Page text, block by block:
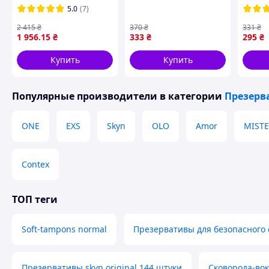
42 шт (коробка)
безлатексные разные
виды
5.0 (7)
1 956.15 ₴
2 415₴
Купить
10шт
333 ₴
370₴
Купить
295 ₴
331₴
Популярные производители в категории
ONE EXS Skyn OLO Amor
Contex
ТОП теги
Soft-tampons normal Презервативы для